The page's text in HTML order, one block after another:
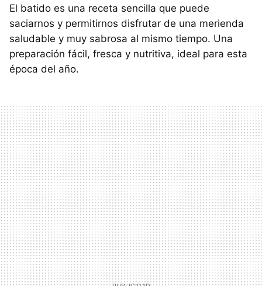
El batido es una receta sencilla que puede
saciarnos y permitirnos disfrutar de una merienda
saludable y muy sabrosa al mismo tiempo. Una
preparación fácil, fresca y nutritiva, ideal para esta
época del año.